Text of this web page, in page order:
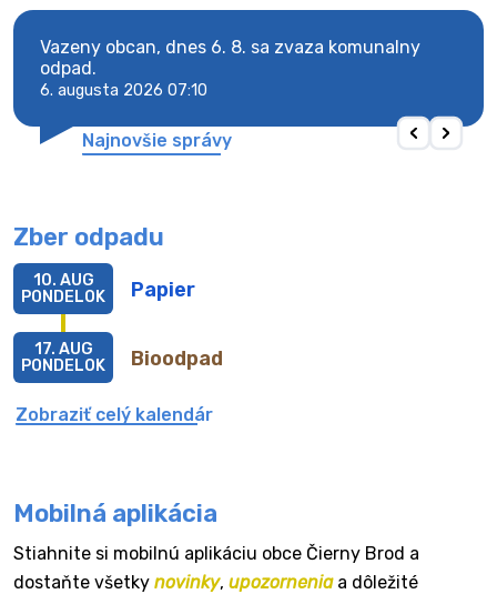
Vazeny obcan, dnes 6. 8. sa zvaza komunalny
odpad.
6. augusta 2026 07:10
Najnovšie správy
Zber odpadu
Papier
10. AUG
PONDELOK
Bioodpad
17. AUG
PONDELOK
Zobraziť celý kalendár
Mobilná aplikácia
Stiahnite si mobilnú aplikáciu obce Čierny Brod a
dostaňte všetky novinky, upozorneniaa dôležité